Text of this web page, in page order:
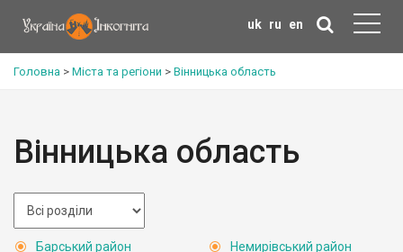
uk ru en
Головна > Міста та регіони > Вінницька область
Вінницька область
Барський район
Немирівський район